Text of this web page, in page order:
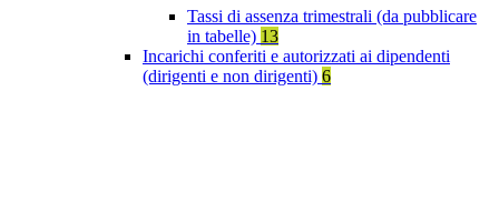
Tassi di assenza trimestrali (da pubblicare
in tabelle) 13
Incarichi conferiti e autorizzati ai dipendenti
(dirigenti e non dirigenti) 6